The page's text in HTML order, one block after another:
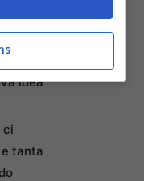
idea
ci
tanta